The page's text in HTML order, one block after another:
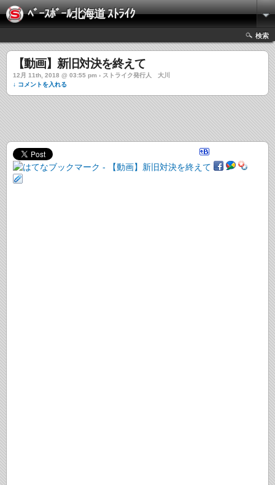
ﾍﾞｰｽﾎﾞｰﾙ北海道 ｽﾄﾗｲｸ
検索
【動画】新旧対決を終えて
12月 11th, 2018 @ 03:55 pm › ストライク発行人 大川
↓ コメントを入れる